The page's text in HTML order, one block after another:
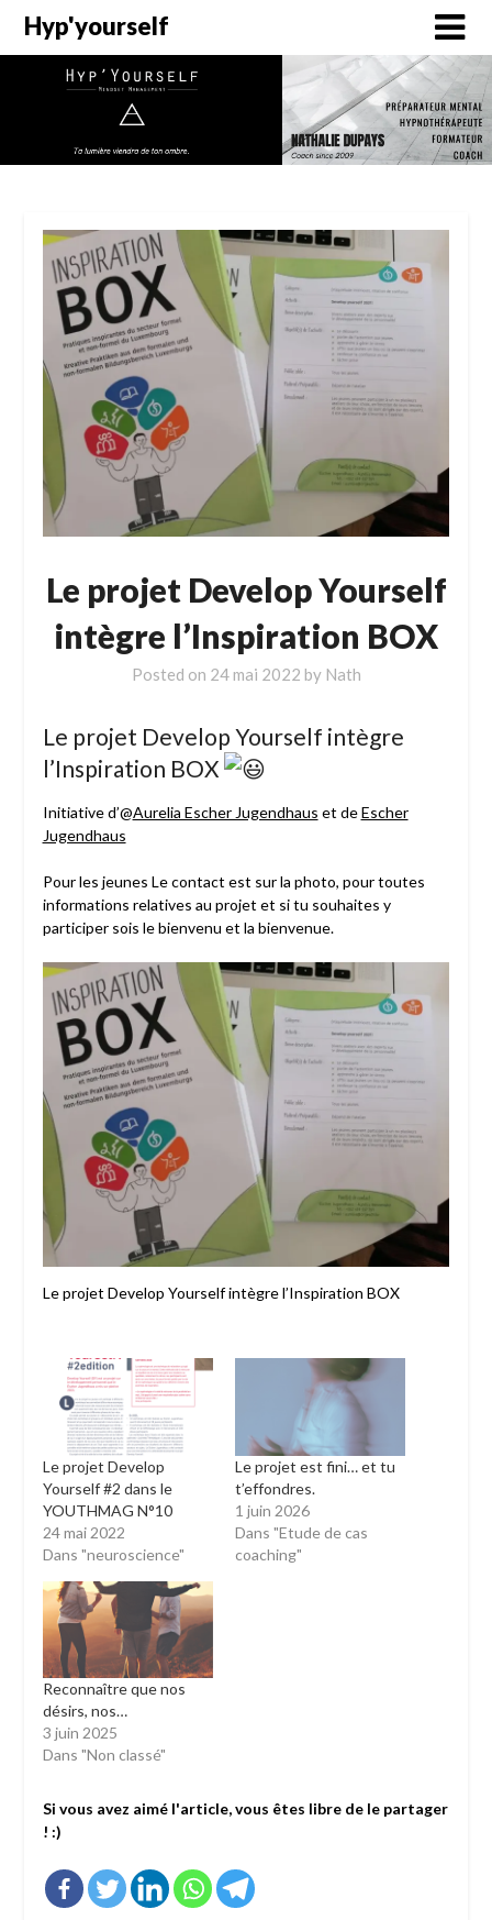
Hyp'yourself
Le projet Develop Yourself
intègre l’Inspiration BOX
Posted on 24 mai 2022 by Nath
Le projet Develop Yourself intègre
l’Inspiration BOX
Initiative d’@Aurelia Escher Jugendhaus et deEscher
Jugendhaus
Pour les jeunes Le contact est sur la photo, pour toutes
informations relatives au projet et si tu souhaites y
participer sois le bienvenu et la bienvenue.
Le projet Develop Yourself intègre l’Inspiration BOX
Le projet Develop
Yourself #2 dans le
YOUTHMAG N°10
24 mai 2022
Dans "neuroscience"
Le projet est fini… et tu
t’effondres.
1 juin 2026
Dans "Etude de cas
coaching"
Reconnaître que nos
désirs, nos…
3 juin 2025
Dans "Non classé"
Si vous avez aimé l'article, vous êtes libre de le partager
! :)